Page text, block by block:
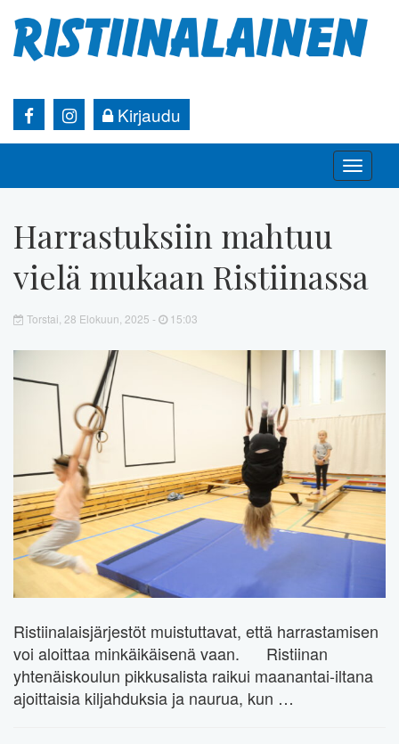
Kirjaudu
Toggle
Harrastuksiin mahtuu
vielä mukaan Ristiinassa
Torstai, 28 Elokuun, 2025 - 15:03
Ristiinalaisjärjestöt muistuttavat, että harrastamisen
voi aloittaa minkäikäisenä vaan. Ristiinan
yhtenäiskoulun pikkusalista raikui maanantai-iltana
ajoittaisia kiljahduksia ja naurua, kun …